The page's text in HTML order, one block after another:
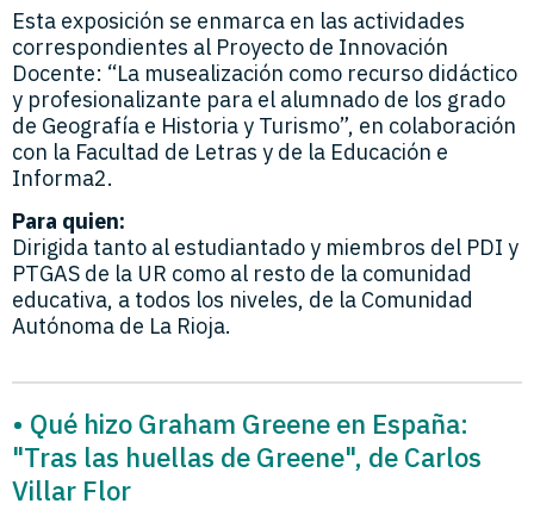
Esta exposición se enmarca en las actividades
correspondientes al Proyecto de Innovación
Docente: “La musealización como recurso didáctico
y profesionalizante para el alumnado de los grado
de Geografía e Historia y Turismo”, en colaboración
con la Facultad de Letras y de la Educación e
Informa2.
Para quien:
Dirigida tanto al estudiantado y miembros del PDI y
PTGAS de la UR como al resto de la comunidad
educativa, a todos los niveles, de la Comunidad
Autónoma de La Rioja.
• Qué hizo Graham Greene en España:
"Tras las huellas de Greene", de Carlos
Villar Flor